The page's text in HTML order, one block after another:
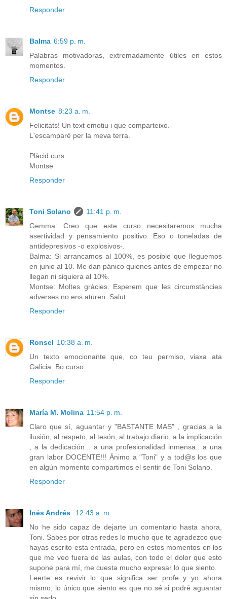
Responder
Balma 6:59 p. m.
Palabras motivadoras, extremadamente útiles en estos
momentos.
Responder
Montse 8:23 a. m.
Felicitats! Un text emotiu i que comparteixo.
L'escamparé per la meva terra.
Plàcid curs
Montse
Responder
Toni Solano
11:41 p. m.
Gemma: Creo que este curso necesitaremos mucha
asertividad y pensamiento positivo. Eso o toneladas de
antidepresivos -o explosivos-.
Balma: Si arrancamos al 100%, es posible que lleguemos
en junio al 10. Me dan pánico quienes antes de empezar no
llegan ni siquiera al 10%.
Montse: Moltes gràcies. Esperem que les circumstàncies
adverses no ens aturen. Salut.
Responder
Ronsel 10:38 a. m.
Un texto emocionante que, co teu permiso, viaxa ata
Galicia. Bo curso.
Responder
María M. Molina 11:54 p. m.
Claro que sí, aguantar y "BASTANTE MAS" , gracias a la
ilusión, al respeto, al tesón, al trabajo diario, a la implicación
, a la dedicación... a una profesionalidad inmensa.. a una
gran labor DOCENTE!!! Ánimo a "Toni" y a tod@s los que
en algún momento compartimos el sentir de Toni Solano.
Responder
Inés Andrés
12:43 a. m.
No he sido capaz de dejarte un comentario hasta ahora,
Toni. Sabes por otras redes lo mucho que te agradezco que
hayas escrito esta entrada, pero en estos momentos en los
que me veo fuera de las aulas, con todo el dolor que esto
supone para mí, me cuesta mucho expresar lo que siento.
Leerte es revivir lo que significa ser profe y yo ahora
mismo, lo único que siento es que no sé si podré aguantar